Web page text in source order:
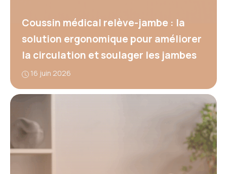
Coussin médical relève-jambe : la
solution ergonomique pour améliorer
la circulation et soulager les jambes
16 juin 2026